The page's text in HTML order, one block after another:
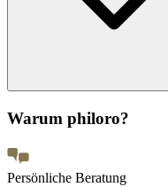
Warum philoro?
Persönliche Beratung